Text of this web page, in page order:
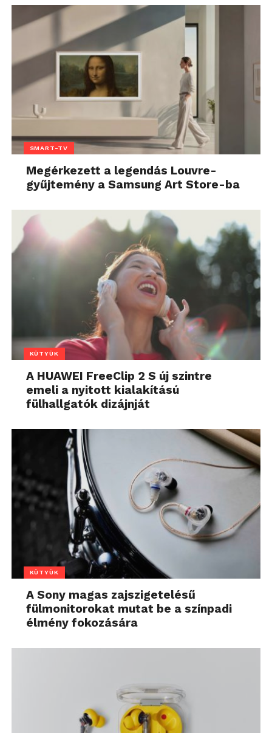
SMART-TV
Megérkezett a legendás Louvre-
gyűjtemény a Samsung Art Store-ba
KÜTYÜK
A HUAWEI FreeClip 2 S új szintre
emeli a nyitott kialakítású
fülhallgatók dizájnját
KÜTYÜK
A Sony magas zajszigetelésű
fülmonitorokat mutat be a színpadi
élmény fokozására